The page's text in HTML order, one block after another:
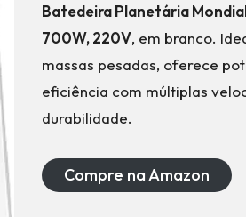
Batedeira Planetária
700W, 220V, em branco.
massas pesadas, oferece
eficiência com múltiplas
durabilidade.
Compre na Amazon